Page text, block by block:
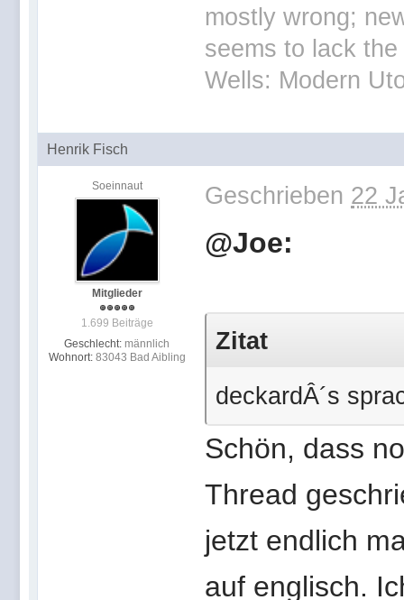
mostly wrong;
seems to lack
Wells: Modern
Henrik Fisch
Soeinnaut
Mitglieder
1.699 Beiträge
Geschlecht: männlich
Wohnort: 83043 Bad Aibling
Geschrieben 22
@Joe:
Zitat
deckardÂ´s
Schön, dass
Thread
jetzt endlich
auf englisch.